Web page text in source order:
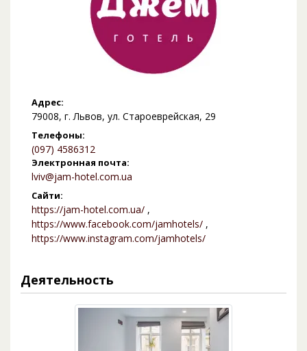
Адрес:
79008, г. Львов, ул. Староеврейская, 29
Телефоны:
(097) 4586312
Электронная почта:
lviv@jam-hotel.com.ua
Сайти:
https://jam-hotel.com.ua/ ,
https://www.facebook.com/jamhotels/ ,
https://www.instagram.com/jamhotels/
Деятельность